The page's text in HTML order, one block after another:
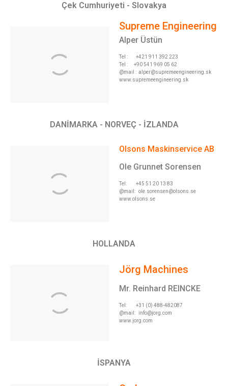
Çek Cumhuriyeti - Slovakya
Supreme Engineering
Alper Üstün
Tel : +421 911 392 223
Tel : +90 541 969 05 62
@mail : alper@supremeengineering.sk
www.supremeengineering.sk
DANİMARKA - NORVEÇ - İZLANDA
Olsons Maskinservice AB
Ole Grunnet Sorensen
Tel: +45 51 20 13 83
@mail: ole.sorensen@olsons.se
www.olsons.se
HOLLANDA
Jörg Machines
Mr. Reinhard REINCKE
Tel: +31 (0) 488-482087
@mail: info@jorg.com
www.jorg.com
İSPANYA